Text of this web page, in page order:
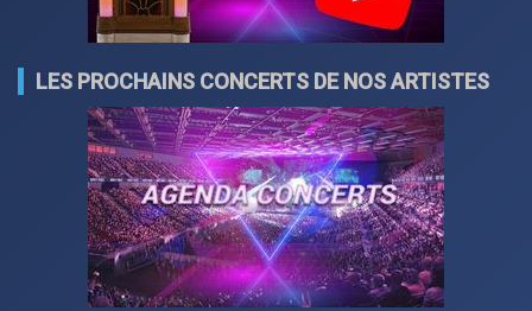
LES PROCHAINS CONCERTS DE NOS ARTISTES